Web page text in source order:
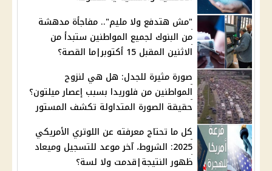
"مش هتدفع ولا مليم".. مفاجأة مدهشة
من البنوك لجميع المواطنين ستبدأ من
الاثنين المقبل 15 أكتوبر|ما القصة؟
صورة مثيرة للجدل: هل هي لنزوح
المواطنين من فلوريدا بسبب إعصار ميلتون؟
حقيقة الصورة المتداولة تكشف المستور
كل ما تحتاج معرفته عن اللوتري الأمريكي
2025: الشروط، آخر موعد للتسجيل وميعاد
ظهور النتيجة|قدمت ولا لسة؟